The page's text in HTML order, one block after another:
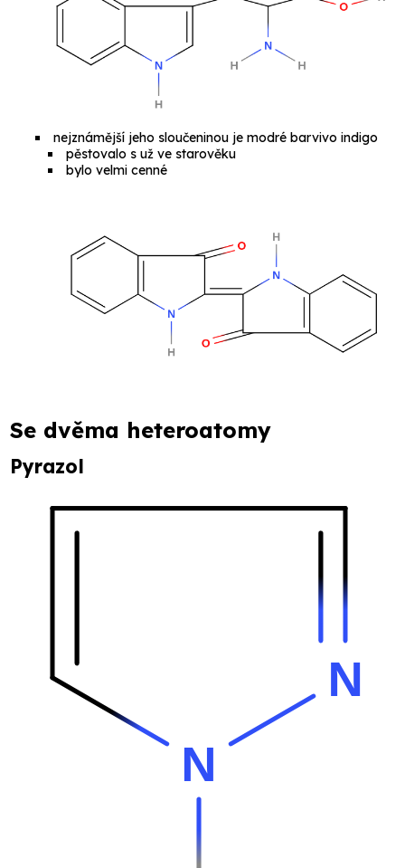
nejznámější jeho sloučeninou je modré barvivoindigo
pěstovalo s už ve starověku
bylo velmi cenné
Se dvěma heteroatomy
Pyrazol